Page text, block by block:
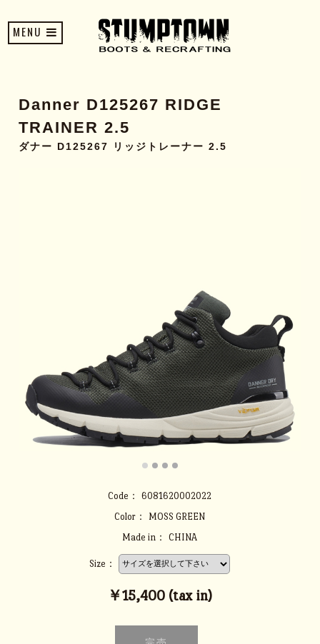
MENU
Danner D125267 RIDGE
TRAINER 2.5
ダナー D125267 リッジトレーナー 2.5
Code：
6081620002022
Color：
MOSS GREEN
Made in：
CHINA
Size：
￥15,400 (tax in)